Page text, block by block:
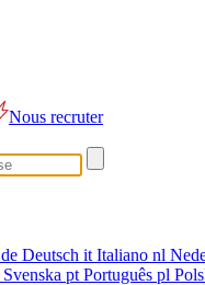
Nous recruter
de Deutsch it Italiano nl
Svenska pt Português pl